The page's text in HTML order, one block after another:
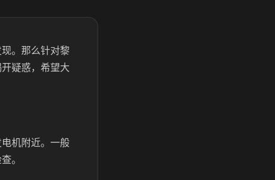
。那么针对黎
疑惑，希望大
机附近。一般
。